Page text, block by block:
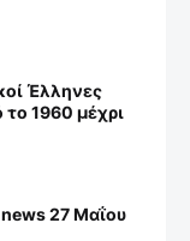
Έλληνες
1960 μέχρι
27 Μαΐου